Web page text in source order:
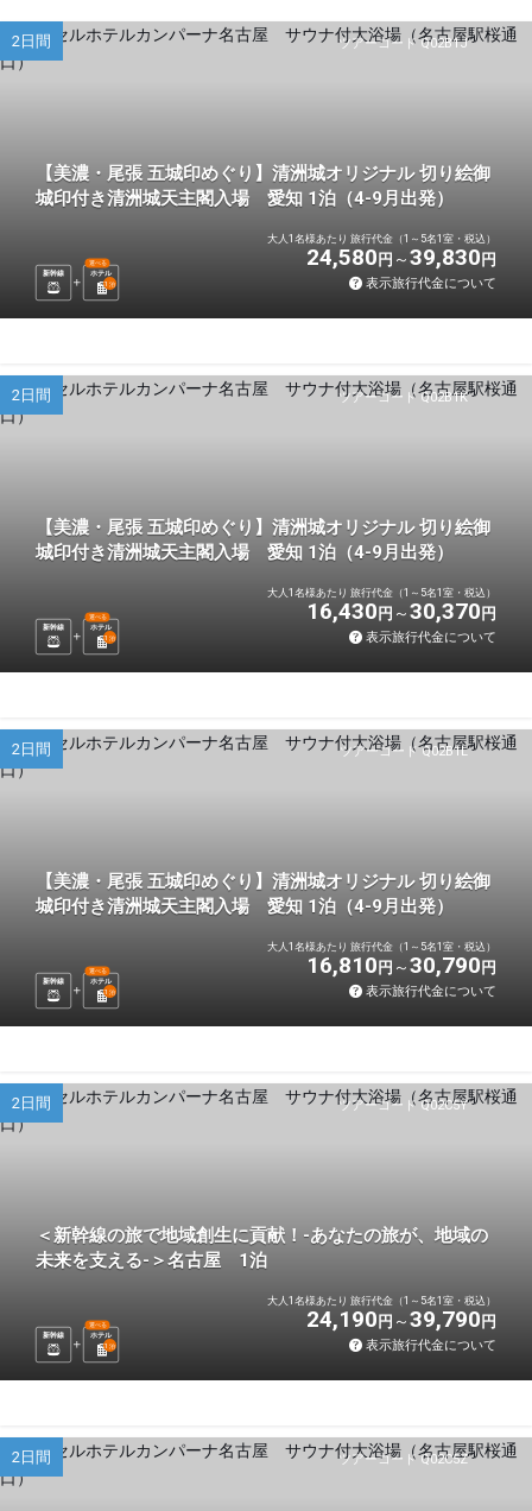
ツアーコード Q02B1J
2日間
【美濃・尾張 五城印めぐり】清洲城オリジナル 切り絵御
城印付き清洲城天主閣入場 愛知 1泊（4-9月出発）
新幹線 ホテル
選べる
1 泊
大人1名様あたり 旅行代金（1～5名1室・税込）
24,580 円 39,830 円
表示旅行代金について
ツアーコード Q02B1K
2日間
【美濃・尾張 五城印めぐり】清洲城オリジナル 切り絵御
城印付き清洲城天主閣入場 愛知 1泊（4-9月出発）
新幹線 ホテル
選べる
1 泊
大人1名様あたり 旅行代金（1～5名1室・税込）
16,430 円 30,370 円
表示旅行代金について
ツアーコード Q02B1L
2日間
【美濃・尾張 五城印めぐり】清洲城オリジナル 切り絵御
城印付き清洲城天主閣入場 愛知 1泊（4-9月出発）
新幹線 ホテル
選べる
1 泊
大人1名様あたり 旅行代金（1～5名1室・税込）
16,810 円 30,790 円
表示旅行代金について
ツアーコード Q02C5Y
2日間
＜新幹線の旅で地域創生に貢献！-あなたの旅が、地域の
未来を支える-＞名古屋 1泊
新幹線 ホテル
選べる
1 泊
大人1名様あたり 旅行代金（1～5名1室・税込）
24,190 円 39,790 円
表示旅行代金について
ツアーコード Q02C5Z
2日間